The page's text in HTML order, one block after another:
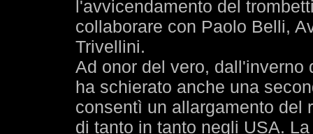
l'avvicendamento del
collaborare con Paolo Belli,
Trivellini.
Ad onor del vero, dall'inverno
ha schierato anche una
consentì un allargamento del
di tanto in tanto negli USA.